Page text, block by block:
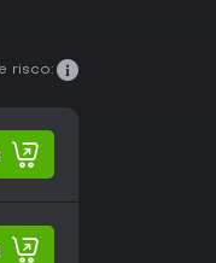
risco: